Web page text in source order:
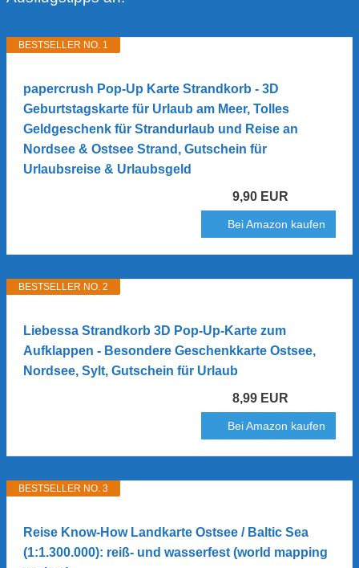
BESTSELLER NO. 1
papercrush Pop-Up Karte Strandkorb - 3D
Geburtstagskarte für Urlaub am Meer, Tolles
Geldgeschenk für Strandurlaub und Reise an
Nordsee & Ostsee Strand, Gutschein für
Urlaubsreise & Urlaubsgeld
9,90 EUR
Bei Amazon kaufen
BESTSELLER NO. 2
Liebessa Strandkorb 3D Pop-Up-Karte zum
Aufklappen - Besondere Geschenkkarte Ostsee,
Nordsee, Sylt, Gutschein für Urlaub
8,99 EUR
Bei Amazon kaufen
BESTSELLER NO. 3
Reise Know-How Landkarte Ostsee / Baltic Sea
(1:1.300.000): reiß- und wasserfest (world mapping